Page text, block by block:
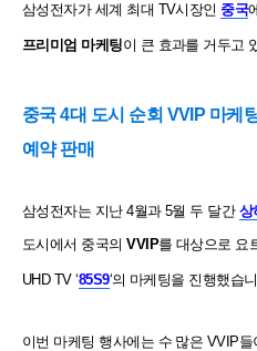
삼성전자가 세계 최대 TV시장인 중국
프리미엄 마케팅이 큰 효과를 거두고
중국 4대 도시 순회 VVIP 마케
예약 판매
삼성전자는 지난 4월과 5월 두 달간 상
도시에서 중국의VVIP를 대상으로 요
UHD TV ‘85S9‘의 마케팅을 진행했습
이번 마케팅 행사에는 수 많은 VVIP